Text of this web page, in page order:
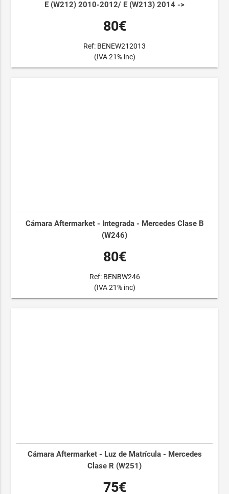
E (W212) 2010-2012/ E (W213) 2014 ->
80€
Ref: BENEW212013
(IVA 21% inc)
Cámara Aftermarket - Integrada - Mercedes Clase B
(W246)
80€
Ref: BENBW246
(IVA 21% inc)
Cámara Aftermarket - Luz de Matrícula - Mercedes
Clase R (W251)
75€